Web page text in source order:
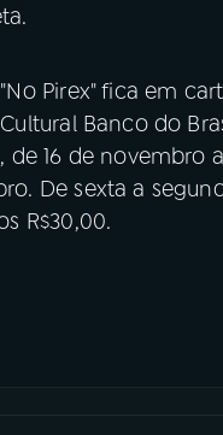
Pirex" fica em
Banco do
de 16 de novembro
De sexta a
R$30,00.